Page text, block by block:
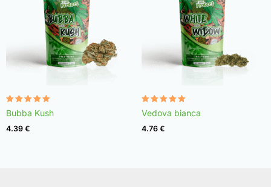
Valutato
4.96
su 5
Bubba Kush
4.39 €
Valutato
4.97
su 5
Vedova bianca
4.76 €